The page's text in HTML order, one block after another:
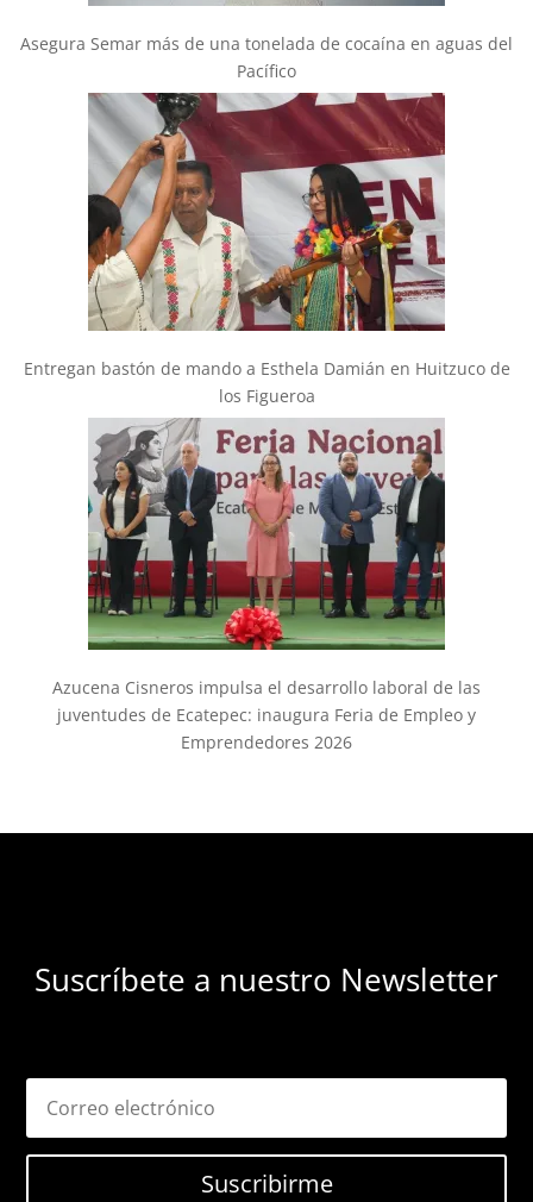
Asegura Semar más de una tonelada de cocaína en aguas del
Pacífico
Entregan bastón de mando a Esthela Damián en Huitzuco de
los Figueroa
Azucena Cisneros impulsa el desarrollo laboral de las
juventudes de Ecatepec: inaugura Feria de Empleo y
Emprendedores 2026
Suscríbete a nuestro Newsletter
Suscribirme